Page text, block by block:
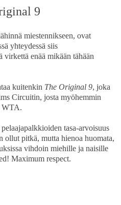
9
miestennikseen, ovat
yhteydessä siis
virkettä enää mikään tähään
kuitenkin The Original 9, joka
Circuitin, josta myöhemmin
WTA.
tasa-arvoisuus
ollut pitkä, mutta hienoa huomata,
vihdoin miehille ja naisille
Maximum respect.